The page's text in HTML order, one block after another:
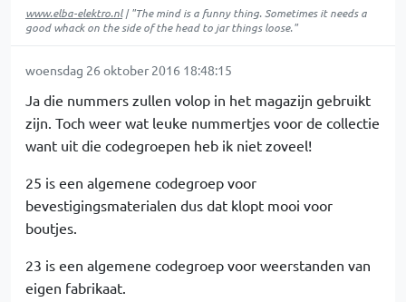
www.elba-elektro.nl| "The mind is a funny thing. Sometimes it needs a
good whack on the side of the head to jar things loose."
woensdag 26 oktober 2016 18:48:15
Ja die nummers zullen volop in het magazijn gebruikt
zijn. Toch weer wat leuke nummertjes voor de collectie
want uit die codegroepen heb ik niet zoveel!
25 is een algemene codegroep voor
bevestigingsmaterialen dus dat klopt mooi voor
boutjes.
23 is een algemene codegroep voor weerstanden van
eigen fabrikaat.